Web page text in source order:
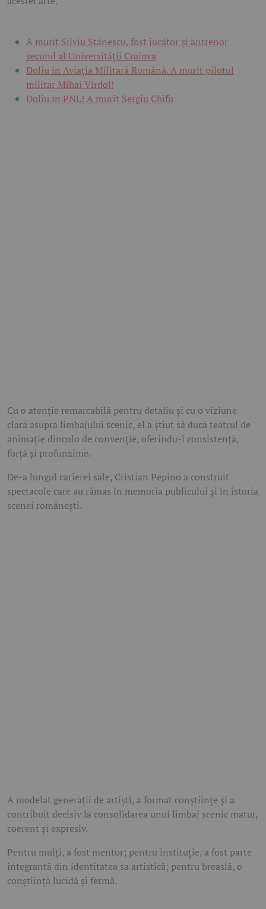
A murit Silviu Stănescu, fost jucător și antrenor
secund al Universității Craiova
Doliu în Aviația Militară Română. A murit pilotul
militar Mihai Vîrdol!
Doliu în PNL! A murit Sergiu Chifu
Cu o atenție remarcabilă pentru detaliu și cu o viziune
clară asupra limbajului scenic, el a știut să ducă teatrul de
animație dincolo de convenție, oferindu-i consistență,
forță și profunzime.
De-a lungul carierei sale, Cristian Pepino a construit
spectacole care au rămas în memoria publicului și în istoria
scenei românești.
A modelat generații de artiști, a format conștiințe și a
contribuit decisiv la consolidarea unui limbaj scenic matur,
coerent și expresiv.
Pentru mulți, a fost mentor; pentru instituție, a fost parte
integrantă din identitatea sa artistică; pentru breaslă, o
conștiință lucidă și fermă.